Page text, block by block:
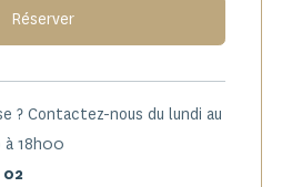
Réserver
? Contactez-nous du lundi au
18h00
02